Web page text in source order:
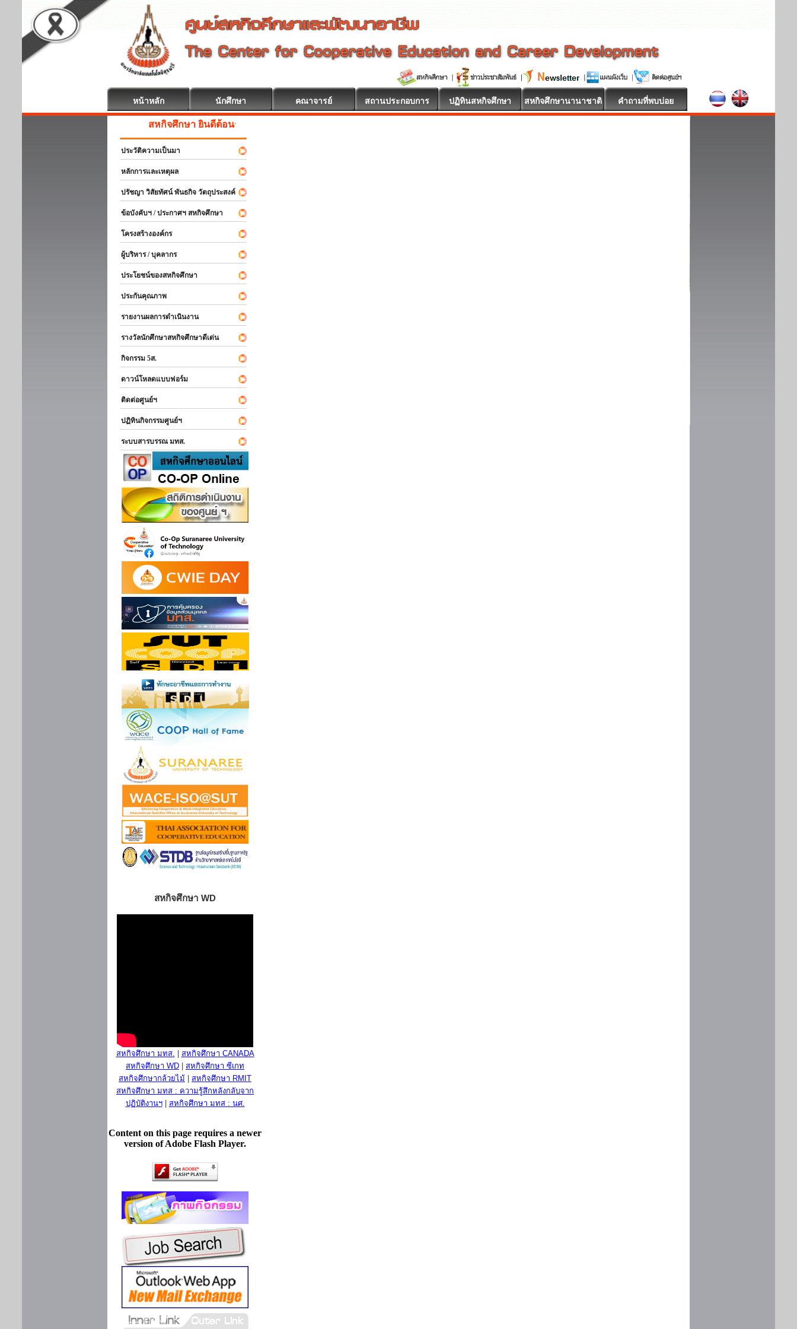
หน้าหลัก นักศึกษา คณาจารย์ สถานประกอบการ ปฏิทินสหกิจศึกษา สหกิจศึกษานานาชาติ คำถามที่พบบ่อย
สหกิจศึกษา ยินดีต้อนรับ
ประวัติความเป็นมา
หลักการและเหตุผล
ปรัชญา วิสัยทัศน์ พันธกิจ วัตถุประสงค์
ข้อบังคับฯ / ประกาศฯ สหกิจศึกษา
โครงสร้างองค์กร
ผู้บริหาร / บุคลากร
ประโยชน์ของสหกิจศึกษา
ประกันคุณภาพ
รายงานผลการดำเนินงาน
รางวัลนักศึกษาสหกิจศึกษาดีเด่น
กิจกรรม 5ส.
ดาวน์โหลดแบบฟอร์ม
ติดต่อศูนย์ฯ
ปฏิทินกิจกรรมศูนย์ฯ
ระบบสารบรรณ มทส.
สหกิจศึกษา WD
สหกิจศึกษา มทส.
สหกิจศึกษา CANADA
สหกิจศึกษา WD
สหกิจศึกษา ซีเกท
สหกิจศึกษากล้วยไม้
สหกิจศึกษา RMIT
สหกิจศึกษา มทส : ความรู้สึกหลังกลับจาก
ปฏิบัติงานฯ| สหกิจศึกษา มทส : นศ.
Content on this page requires a newer
version of Adobe Flash Player.